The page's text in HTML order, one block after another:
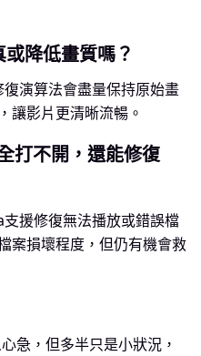
降低畫質嗎？
演算法會盡量保持原始畫
讓影片更清晰流暢。
打不開，還能修復
援修復無法播放或錯誤檔
案損壞程度，但仍有機會救
急，但多半只是小狀況，